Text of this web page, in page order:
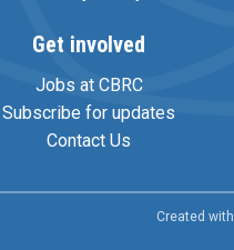
Get involved
Jobs at CBRC
Subscribe for updates
Contact Us
Created with